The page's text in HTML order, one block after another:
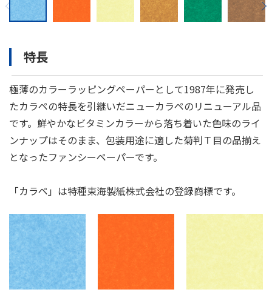
特長
極薄のカラーラッピングペーパーとして1987年に発売し
たカラペの特長を引継いだニューカラペのリニューアル品
です。鮮やかなビタミンカラーから落ち着いた色味のライ
ンナップはそのまま、包装用途に適した菊判Ｔ目の品揃え
となったファンシーペーパーです。
「カラペ」は特種東海製紙株式会社の登録商標です。